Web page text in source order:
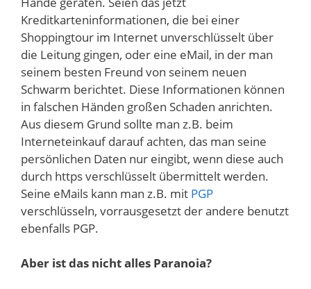
Kreditkarteninformationen, die bei einer
Shoppingtour im Internet unverschlüsselt über
die Leitung gingen, oder eine eMail, in der man
seinem besten Freund von seinem neuen
Schwarm berichtet. Diese Informationen können
in falschen Händen großen Schaden anrichten.
Aus diesem Grund sollte man z.B. beim
Interneteinkauf darauf achten, das man seine
persönlichen Daten nur eingibt, wenn diese auch
durch https verschlüsselt übermittelt werden.
Seine eMails kann man z.B. mit PGP
verschlüsseln, vorrausgesetzt der andere benutzt
ebenfalls PGP.
Aber ist das nicht alles Paranoia?